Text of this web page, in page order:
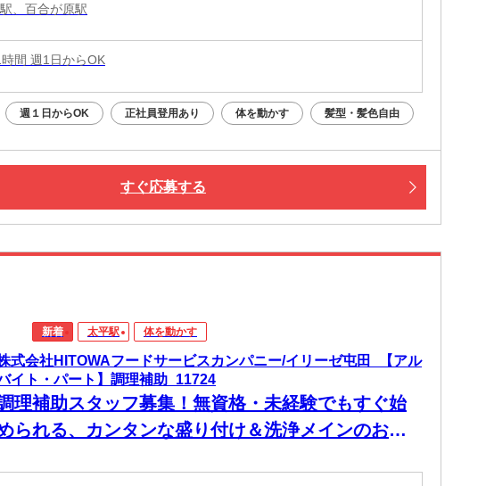
、百合が原駅
間 週1日からOK
週１日からOK 正社員登用あり 体を動かす 髪型・髪色自由
すぐ応募する
新着 太平駅 体を動かす
式会社HITOWAフードサービスカンパニー/イリーゼ屯田_【アル
イト・パート】調理補助_11724
理補助スタッフ募集！無資格・未経験でもすぐ始
られる、カンタンな盛り付け＆洗浄メインのお仕